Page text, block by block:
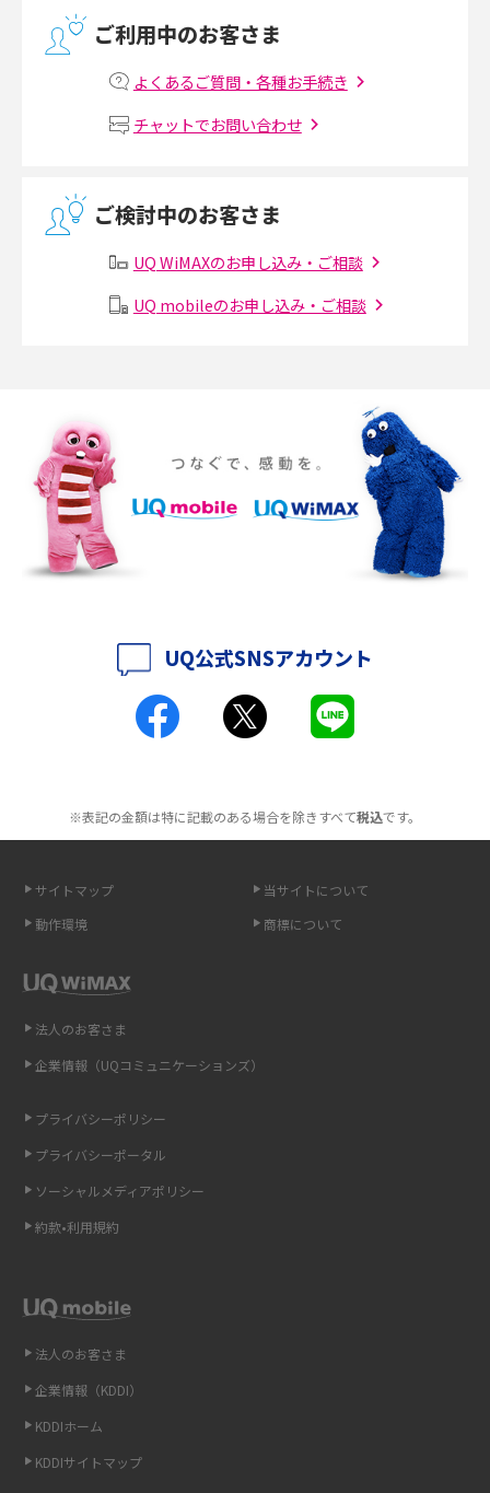
マンションで光回線の利用を始める手順は？設備状況の確認方法も解説
Wi-Fiルーターの設定方法をわかりやすく解説！事前に準備すべきものも紹
無線LANとは？メリット・デメリットや接続方法を解説
メッシュWi-Fiとは？仕組みやメリット・デメリット、中継機との違いを解
ポケット型Wi-Fiをレンタルするメリットとは？選び方や向いている方の特
徴も紹介
持ち運びできるポケット型Wi-Fiのおススメの選び方は？メリット・デメリ
ットも紹介
ポケット型Wi-Fiとは？通信の仕組みやメリット・デメリットを解説
工事不要！置くだけWi-Fiの特徴は？メリット・デメリットや選び方を解説
介
ポケット型Wi-Fi（モバイルWi-Fi）とは？おススメする方の特徴や選び方を
点も解説
ギガバイト（GB）とは？1GBの目安やギガが足りない時の対処法を紹介
Wi-Fi 6とは？Wi-Fi 5との違いやメリットと注意点、規格の種類も解説
光ファイバーとは？仕組みやメリット・デメリットを初心者向けにわかり
やすく解説
ストリーミング再生とは？ダウンロードとの違いやメリット・デメリット
ご利用中のお客さま
よくあるご質問・各種お手続き
チャットでお問い合わせ
ご検討中のお客さま
UQ WiMAXのお申し込み・ご相談
UQ mobileのお申し込み・ご相談
UQ公式SNSアカウント
※表記の金額は特に記載のある場合を除きすべて税込です。
サイトマップ
当サイトについて
動作環境
商標について
法人のお客さま
企業情報（KDDI）
KDDIホーム
KDDIサイトマップ
法人のお客さま
企業情報（UQコミュニケーションズ）
プライバシーポリシー
プライバシーポータル
ソーシャルメディアポリシー
約款•利用規約